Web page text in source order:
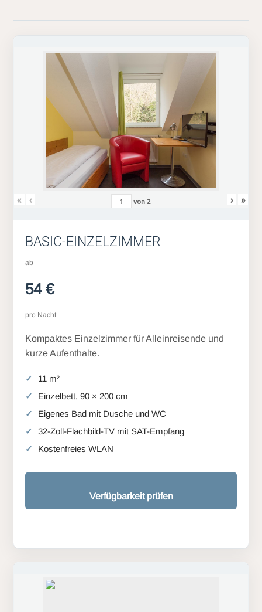
« ‹ von 2 › »
BASIC-EINZELZIMMER
ab
54 €
pro Nacht
Kompaktes Einzelzimmer für Alleinreisende und
kurze Aufenthalte.
11 m²
Einzelbett, 90 × 200 cm
Eigenes Bad mit Dusche und WC
32-Zoll-Flachbild-TV mit SAT-Empfang
Kostenfreies WLAN
Verfügbarkeit prüfen